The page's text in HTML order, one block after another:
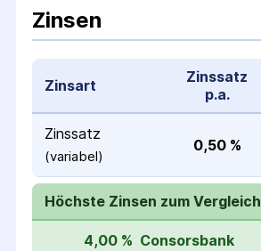
Zinsen
Zinsart
Zinssatz
p.a.
Zinssatz
(variabel)
0,50 %
Höchste Zinsen zum Vergleich
4,00 % Consorsbank